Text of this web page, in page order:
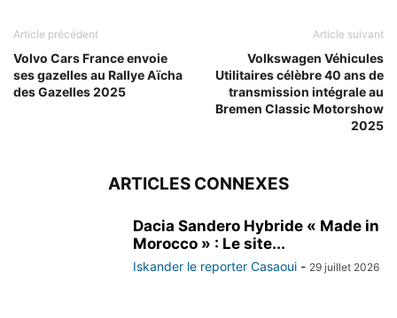
Article précédent
Volvo Cars France envoie
ses gazelles au Rallye Aïcha
des Gazelles 2025
Article suivant
Volkswagen Véhicules
Utilitaires célèbre 40 ans de
transmission intégrale au
Bremen Classic Motorshow
2025
ARTICLES CONNEXES
Dacia Sandero Hybride « Made in
Morocco » : Le site...
Iskander le reporter Casaoui - 29 juillet 2026